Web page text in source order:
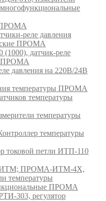
многофункциональные
ПРОМА
реле давления
ПРОМА
датчик-реле
ПРОМА
давления на 220В/24В
температуры ПРОМА
температуры
температуры
температуры
токовой петли ИТП-110
ПРОМА-ИТМ-4Х,
температуры
ПРОМА
303, регулятор